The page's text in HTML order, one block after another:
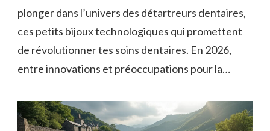
plonger dans l’univers des détartreurs dentaires,
ces petits bijoux technologiques qui promettent
de révolutionner tes soins dentaires. En 2026,
entre innovations et préoccupations pour la…